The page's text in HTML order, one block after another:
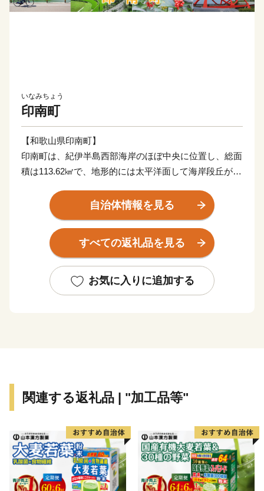
いなみちょう
印南町
【和歌山県印南町】
印南町は、紀伊半島西部海岸のほぼ中央に位置し、総面
積は113.62㎢で、地形的には太平洋面して海岸段丘が広
峰などの山々が連なっています。
また、三ヶ峰付近からは切目川が流れ、印南原付近から
は印南川が町の中心部を流れて太平洋に注いでいます。
印南町は歴史も古く、数々の伝説や言伝えを残す歴史遺
産が町内に多く点在するなど、観光面でも魅力を秘めた
印南町では、1億円事業として人材育成のため「かえる
推進事業」を財源に全国に類を見ない「かえる」をテー
マとしたユニークな橋（かえる橋）を建設しました。多
くの人々を招き入れ、町発展への願いを込めたもので
す。『努力、忍耐、飛躍』を象徴する ”柳に跳びつくか
自治体情報を見る
すべての返礼品を見る
お気に入りに追加する
関連する返礼品 | "加工品等"